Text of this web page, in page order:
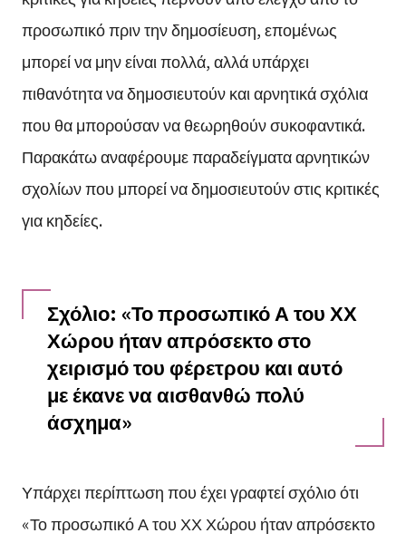
προσωπικό πριν την δημοσίευση, επομένως
μπορεί να μην είναι πολλά, αλλά υπάρχει
πιθανότητα να δημοσιευτούν και αρνητικά σχόλια
που θα μπορούσαν να θεωρηθούν συκοφαντικά.
Παρακάτω αναφέρουμε παραδείγματα αρνητικών
σχολίων που μπορεί να δημοσιευτούν στις κριτικές
για κηδείες.
Σχόλιο: «Το προσωπικό Α του ΧΧ
Χώρου ήταν απρόσεκτο στο
χειρισμό του φέρετρου και αυτό
με έκανε να αισθανθώ πολύ
άσχημα»
Υπάρχει περίπτωση που έχει γραφτεί σχόλιο ότι
«Το προσωπικό Α του ΧΧ Χώρου ήταν απρόσεκτο